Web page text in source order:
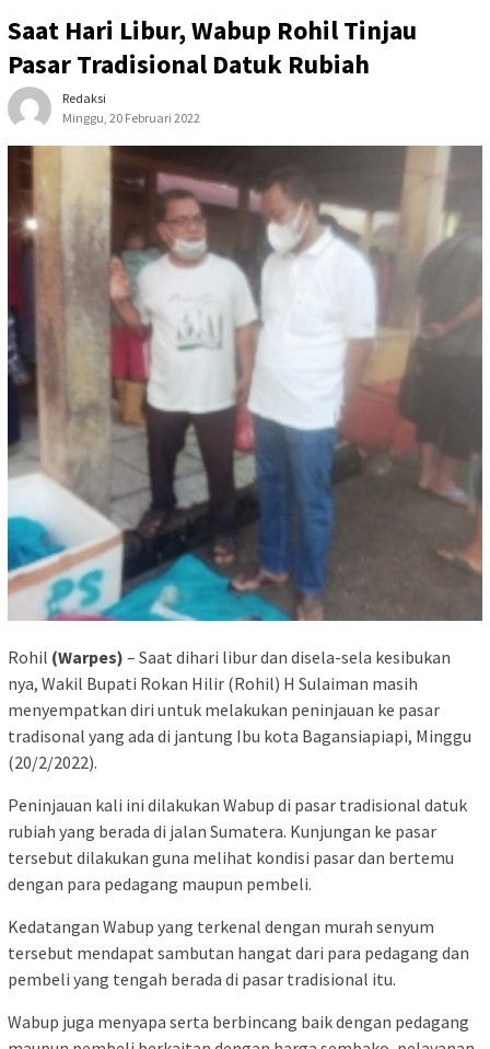
Saat Hari Libur, Wabup Rohil Tinjau
Pasar Tradisional Datuk Rubiah
Redaksi
Minggu, 20 Februari 2022
Rohil (Warpes) – Saat dihari libur dan disela-sela kesibukan
nya, Wakil Bupati Rokan Hilir (Rohil) H Sulaiman masih
menyempatkan diri untuk melakukan peninjauan ke pasar
tradisonal yang ada di jantung Ibu kota Bagansiapiapi, Minggu
(20/2/2022).
Peninjauan kali ini dilakukan Wabup di pasar tradisional datuk
rubiah yang berada di jalan Sumatera. Kunjungan ke pasar
tersebut dilakukan guna melihat kondisi pasar dan bertemu
dengan para pedagang maupun pembeli.
Kedatangan Wabup yang terkenal dengan murah senyum
tersebut mendapat sambutan hangat dari para pedagang dan
pembeli yang tengah berada di pasar tradisional itu.
Wabup juga menyapa serta berbincang baik dengan pedagang